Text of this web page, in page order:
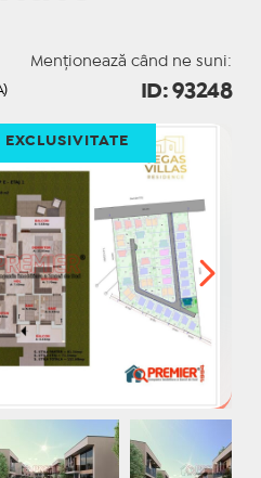
Menționează când ne suni:
ID: 93248
EXCLUSIVITATE